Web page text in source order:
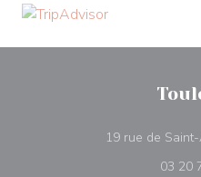
19 rue de
03 20